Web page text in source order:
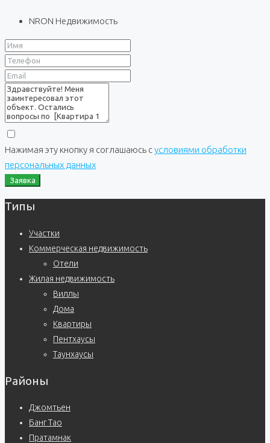
NRON Недвижимость
Нажимая эту кнопку я соглашаюсь сусловиями обработки
персональных данных
Заявка
Типы
Участки
Коммерческая недвижимость
Отели
Жилая недвижимость
Виллы
Дома
Квартиры
Пентхаусы
Таунхаусы
Районы
Джомтьен
Банг Тао
Пратамнак